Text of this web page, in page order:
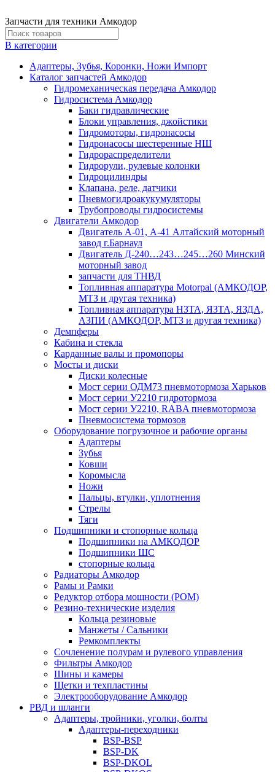
Запчасти для техники Амкодор
В категории
Адаптеры, Зубья, Коронки, Ножи Импорт
Каталог запчастей Амкодор
Гидромеханическая передача Амкодор
Гидросистема Амкодор
Баки гидравлические
Блоки управления, джойстики
Гидромоторы, гидронасосы
Гидронасосы шестеренные НШ
Гидрораспределители
Гидрорули, рулевые колонки
Гидроцилиндры
Клапана, реле, датчики
Пневмогидроакукумуляторы
Трубопроводы гидросистемы
Двигатели Амкодор
Двигатель А-01, А-41 Алтайский моторный
завод г.Барнаул
Двигатель Д-240…243…245…260 Минский
моторный завод
запчасти для ТНВД
Топливная аппаратура Motorpal (АМКОДОР,
МТЗ и другая техника)
Топливная аппаратура НЗТА, ЯЗТА, ЯЗДА,
АЗПИ (АМКОДОР, МТЗ и другая техника)
Демпферы
Кабина и стекла
Карданные валы и промопоры
Мосты и диски
Диски колесные
Мост серии ОДМ73 пневмотормоза Харьков
Мост серии У2210 гидротормоза
Мост серии У2210, RABA пневмотормоза
Пневмосистема тормозов
Оборудование погрузочное и рабочие органы
Адаптеры
Зубья
Ковши
Коромысла
Ножи
Пальцы, втулки, уплотнения
Стрелы
Тяги
Подшипники и стопорные кольца
Подшипники на АМКОДОР
Подшипники ШС
стопорные кольца
Радиаторы Амкодор
Рамы и Рамки
Редуктор отбора мощности (РОМ)
Резино-технические изделия
Кольца резиновые
Манжеты / Сальники
Ремкомплекты
Сочленение полурам и рулевого управления
Фильтры Амкодор
Шины и камеры
Щетки и техпластины
Электрооборудование Амкодор
РВД и шланги
Адаптеры, тройники, уголки, болты
Адаптеры-переходники
BSP-BSP
BSP-DK
BSP-DKOL